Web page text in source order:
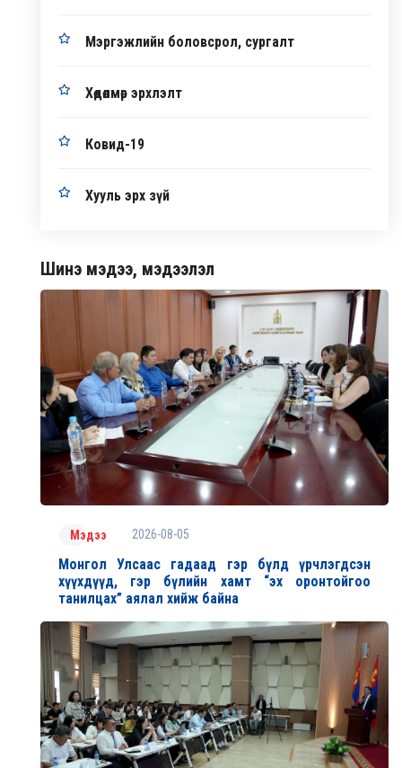
Мэргэжлийн боловсрол, сургалт
Хөдөлмөр эрхлэлт
Ковид-19
Хууль эрх зүй
Шинэ мэдээ, мэдээлэл
Мэдээ 2026-08-05
Монгол Улсаас гадаад гэр бүлд үрчлэгдсэн
хүүхдүүд, гэр бүлийн хамт “эх оронтойгоо
танилцах” аялал хийж байна